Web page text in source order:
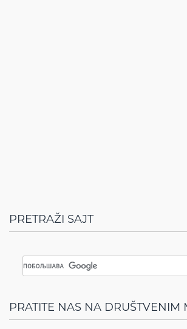
PRETRAŽI SAJT
PRATITE NAS NA DRUŠTVENIM